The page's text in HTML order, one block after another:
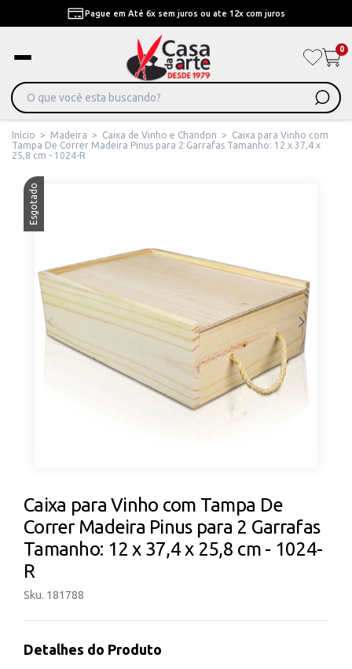
Pague em Até 6x sem juros ou ate 12x com juros
0
Início > Madeira > Caixa de Vinho e Chandon >
Caixa para Vinho com
Tampa De Correr Madeira Pinus para 2 Garrafas Tamanho: 12 x 37,4 x
25,8 cm - 1024-R
Esgotado
Caixa para Vinho com Tampa De
Correr Madeira Pinus para 2 Garrafas
Tamanho: 12 x 37,4 x 25,8 cm - 1024-
R
Sku. 181788
Detalhes do Produto